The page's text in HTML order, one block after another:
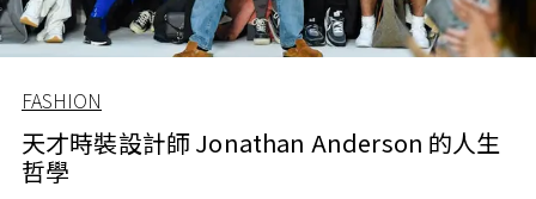
FASHION
天才時裝設計師 Jonathan Anderson 的人生
哲學